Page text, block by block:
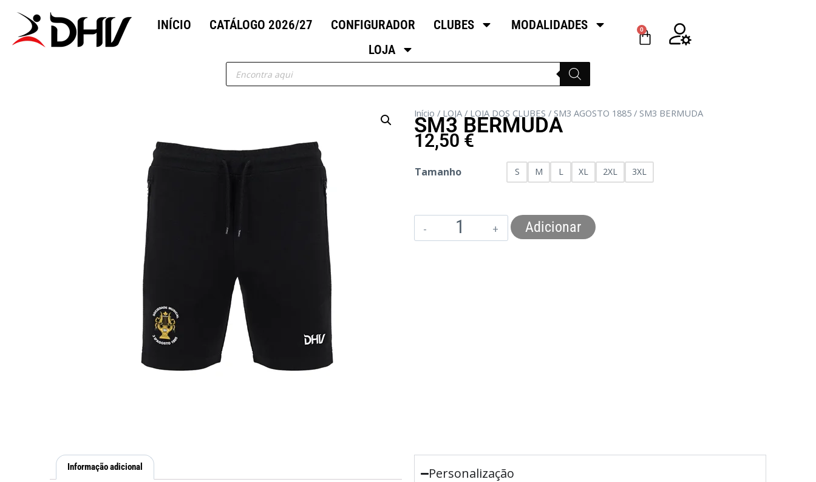
INÍCIO CATÁLOGO 2026/27 CONFIGURADOR CLUBES
MODALIDADES
LOJA
0
Início / LOJA / LOJA DOS CLUBES / SM3 AGOSTO 1885 / SM3 BERMUDA
SM3 BERMUDA
12,50 €
Tamanho S M L XL 2XL 3XL
Adicionar
Informação adicional Personalização